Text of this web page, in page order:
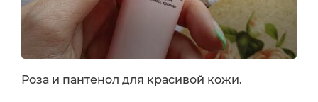
Роза и пантенол для красивой кожи.